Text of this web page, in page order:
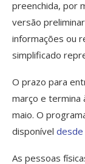
preenchida, por
versão
informações ou
simplificado
O prazo para
março e termina
maio. O
disponível desde
As pessoas